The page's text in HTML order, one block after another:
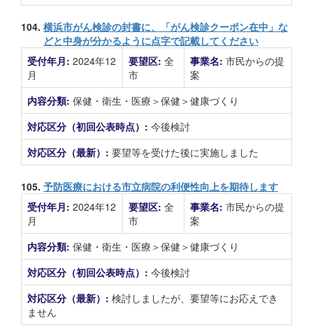
104. 横浜市がん検診の封書に、「がん検診クーポン在中」な
どと中身が分かるように点字で記載してください
受付年月: 2024年12
月
要望区: 全
市
事業名: 市民からの提
案
内容分類: 保健・衛生・医療＞保健＞健康づくり
対応区分（初回公表時点）: 今後検討
対応区分（最新）: 要望等を受けた後に実施しました
105. 予防医療における市立病院の利便性向上を期待します
受付年月: 2024年12
月
要望区: 全
市
事業名: 市民からの提
案
内容分類: 保健・衛生・医療＞保健＞健康づくり
対応区分（初回公表時点）: 今後検討
対応区分（最新）: 検討しましたが、要望等にお応えでき
ません